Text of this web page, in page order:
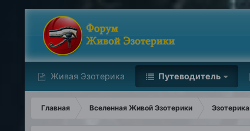
Живая Эзотерика Путеводитель
Главная Вселенная Живой Эзотерики Эзотерика